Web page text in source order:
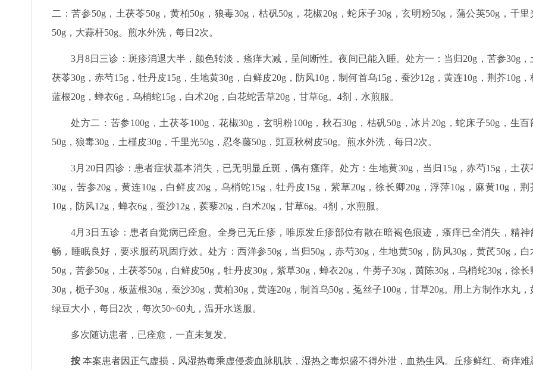
二：苦参50g，土茯苓50g，黄柏50g，狼毒30g，枯矾50g，花椒20g，蛇床子30g，玄明粉50g，蒲公英50g，千里
50g，大蒜杆50g。煎水外洗，每日2次。
3月8日三诊：斑疹消退大半，颜色转淡，瘙痒大减，呈间断性。夜间已能入睡。处方一：当归20g，苦参30g，
茯苓30g，赤芍15g，牡丹皮15g，生地黄30g，白鲜皮20g，防风10g，制何首乌15g，蚕沙12g，黄连10g，荆芥10g，
蓝根20g，蝉衣6g，乌梢蛇15g，白术20g，白花蛇舌草20g，甘草6g。4剂，水煎服。
处方二：苦参100g，土茯苓100g，花椒30g，玄明粉100g，秋石30g，枯矾50g，冰片20g，蛇床子50g，生百
50g，狼毒30g，土槿皮30g，千里光50g，忍冬藤50g，豇豆秋树皮50g。煎水外洗，每日2次。
3月20日四诊：患者症状基本消失，已无明显丘斑，偶有瘙痒。处方：生地黄30g，当归15g，赤芍15g，土茯
30g，苦参20g，黄连10g，白鲜皮20g，乌梢蛇15g，牡丹皮15g，紫草20g，徐长卿20g，浮萍10g，麻黄10g，荆
10g，防风12g，蝉衣6g，蚕沙12g，蒺藜20g，白术20g，甘草6g。4剂，水煎服。
4月3日五诊：患者自觉病已痊愈。全身已无丘疹，唯原发丘疹部位有散在暗褐色痕迹，瘙痒已全消失，精神
畅，睡眠良好，要求服药巩固疗效。处方：西洋参50g，当归50g，赤芍30g，生地黄50g，防风30g，黄芪50g，白
50g，苦参50g，土茯苓50g，白鲜皮50g，牡丹皮30g，紫草30g，蝉衣20g，牛蒡子30g，茵陈30g，乌梢蛇30g，徐长
30g，栀子30g，板蓝根30g，蚕沙30g，黄柏30g，黄连20g，制首乌50g，菟丝子100g，甘草20g。用上方制作水丸，
绿豆大小，每日2次，每次50~60丸，温开水送服。
多次随访患者，已痊愈，一直未复发。
按 本案患者因正气虚损，风湿热毒乘虚侵袭血脉肌肤，湿热之毒炽盛不得外泄，血热生风。丘疹鲜红、奇痒难